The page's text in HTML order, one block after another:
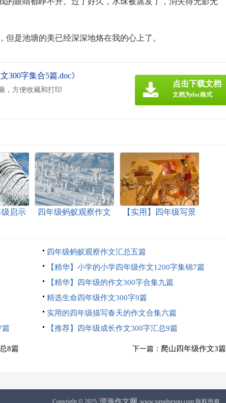
是池塘的美已经深深地烙在我的心上了。
300字集合5篇.doc》
，方便收藏和打印
点击下载文档
文档为doc格式
级启示
四年级蚂蚁观察作文
【实用】四年级写景
四年级蚂蚁观察作文汇总五篇
【精华】小学的小学四年级作文1200字集锦7篇
【精华】四年级的作文300字合集九篇
精选生命四年级作文300字9篇
实用的四年级描写春天的作文合集六篇
篇
【推荐】四年级成长作文300字汇总9篇
8篇 下一篇： 爬山四年级作文3篇
Copyright © 2025 www.sieodpexpo.com 版权所有